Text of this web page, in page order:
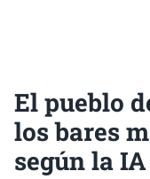
El pueblo
los bares
según la IA